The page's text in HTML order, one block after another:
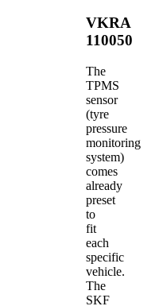
VKRA
110050
The
TPMS
sensor
(tyre
pressure
monitoring
system)
comes
already
preset
to
fit
each
specific
vehicle.
The
SKF